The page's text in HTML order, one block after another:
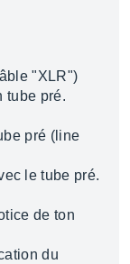
"XLR")
tube pré.
pré (line
le tube pré.
de ton
du